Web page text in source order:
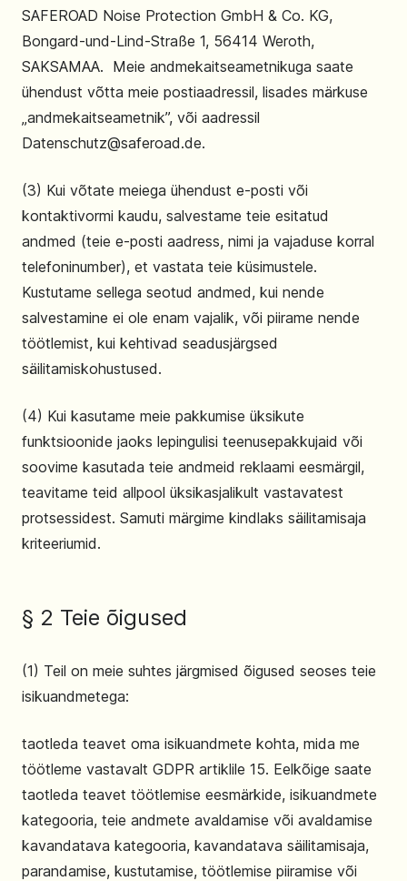
SAFEROAD Noise Protection GmbH & Co. KG,
Bongard-und-Lind-Straße 1, 56414 Weroth,
SAKSAMAA. Meie andmekaitseametnikuga saate
ühendust võtta meie postiaadressil, lisades märkuse
„andmekaitseametnik”, või aadressil
Datenschutz@saferoad.de.
(3) Kui võtate meiega ühendust e-posti või
kontaktivormi kaudu, salvestame teie esitatud
andmed (teie e-posti aadress, nimi ja vajaduse korral
telefoninumber), et vastata teie küsimustele.
Kustutame sellega seotud andmed, kui nende
salvestamine ei ole enam vajalik, või piirame nende
töötlemist, kui kehtivad seadusjärgsed
säilitamiskohustused.
(4) Kui kasutame meie pakkumise üksikute
funktsioonide jaoks lepingulisi teenusepakkujaid või
soovime kasutada teie andmeid reklaami eesmärgil,
teavitame teid allpool üksikasjalikult vastavatest
protsessidest. Samuti märgime kindlaks säilitamisaja
kriteeriumid.
§ 2 Teie õigused
(1) Teil on meie suhtes järgmised õigused seoses teie
isikuandmetega:
taotleda teavet oma isikuandmete kohta, mida me
töötleme vastavalt GDPR artiklile 15. Eelkõige saate
taotleda teavet töötlemise eesmärkide, isikuandmete
kategooria, teie andmete avaldamise või avaldamise
kavandatava kategooria, kavandatava säilitamisaja,
parandamise, kustutamise, töötlemise piiramise või